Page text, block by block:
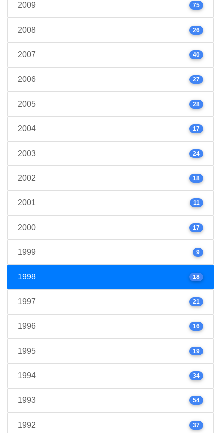
2009 75
2008 26
2007 40
2006 27
2005 28
2004 17
2003 24
2002 18
2001 11
2000 17
1999 9
1998 18
1997 21
1996 16
1995 19
1994 34
1993 54
1992 37